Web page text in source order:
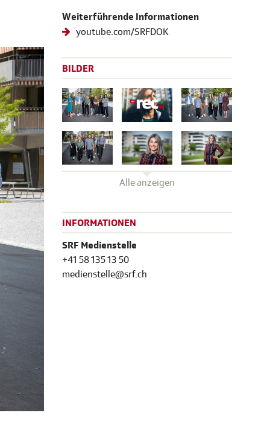
Weiterführende Informationen
youtube.com/SRFDOK
BILDER
Alle anzeigen
INFORMATIONEN
SRF Medienstelle
+41 58 135 13 50
medienstelle@srf.ch